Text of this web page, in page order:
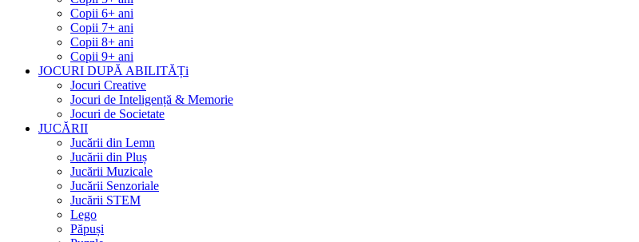
Copii 6+ ani
Copii 7+ ani
Copii 8+ ani
Copii 9+ ani
JOCURI DUPĂ ABILITĂȚi
Jocuri Creative
Jocuri de Inteligență & Memorie
Jocuri de Societate
JUCĂRII
Jucării din Lemn
Jucării din Pluș
Jucării Muzicale
Jucării Senzoriale
Jucării STEM
Lego
Păpuși